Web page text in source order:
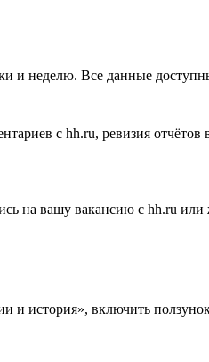
и неделю. Все данные
на вашу вакансию с hh.ru
и история», включить